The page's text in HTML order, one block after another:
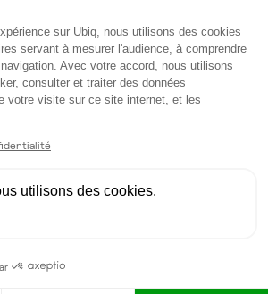
Paris 12
2
Gestion du
sur Ubiq, nous utilisons des cookies
servant à mesurer l'audience, à comprendre
Avec votre accord, nous utilisons
consulter et traiter des données
votre visite sur ce site internet, et les
utilisons des cookies.